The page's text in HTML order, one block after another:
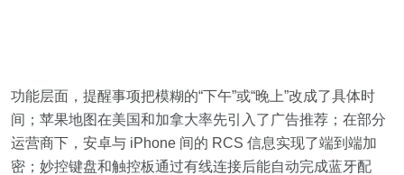
功能层面，提醒事项把模糊的“下午”或“晚上”改成了具体时
间；苹果地图在美国和加拿大率先引入了广告推荐；在部分
运营商下，安卓与 iPhone 间的 RCS 信息实现了端到端加
密；妙控键盘和触控板通过有线连接后能自动完成蓝牙配